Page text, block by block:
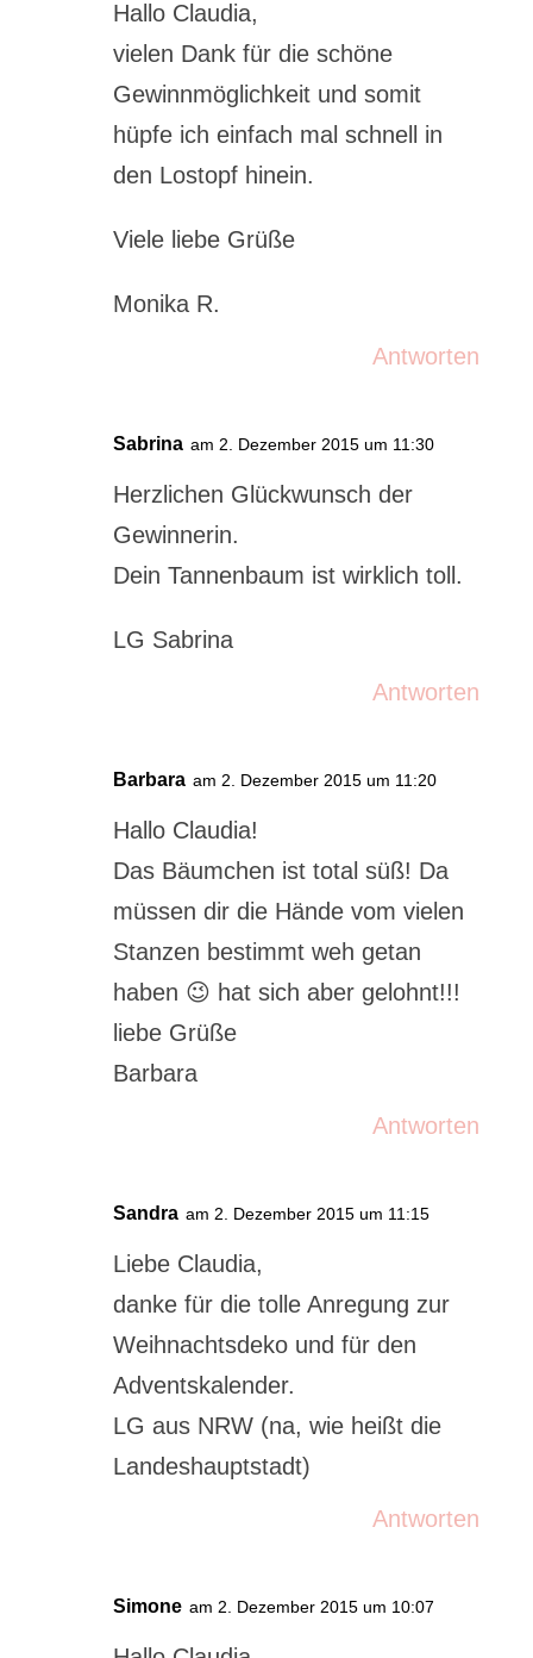
Hallo Claudia,
vielen Dank für die schöne
Gewinnmöglichkeit und somit
hüpfe ich einfach mal schnell in
den Lostopf hinein.
Viele liebe Grüße
Monika R.
Antworten
Sabrina am 2. Dezember 2015 um 11:30
Herzlichen Glückwunsch der
Gewinnerin.
Dein Tannenbaum ist wirklich toll.
LG Sabrina
Antworten
Barbara am 2. Dezember 2015 um 11:20
Hallo Claudia!
Das Bäumchen ist total süß! Da
müssen dir die Hände vom vielen
Stanzen bestimmt weh getan
haben 😉 hat sich aber gelohnt!!!
liebe Grüße
Barbara
Antworten
Sandra am 2. Dezember 2015 um 11:15
Liebe Claudia,
danke für die tolle Anregung zur
Weihnachtsdeko und für den
Adventskalender.
LG aus NRW (na, wie heißt die
Landeshauptstadt)
Antworten
Simone am 2. Dezember 2015 um 10:07